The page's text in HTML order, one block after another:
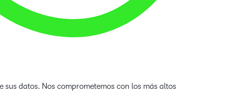
datos. Nos comprometemos con los más altos